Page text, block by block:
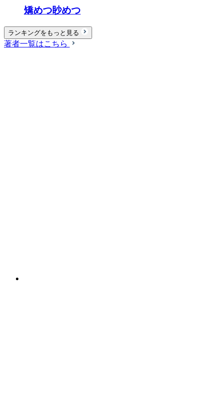
矯めつ眇めつ
ランキングをもっと見る
著者一覧はこちら